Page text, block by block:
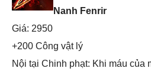
Nanh Fenrir
Giá: 2950
+200 Công vật lý
Nội tại Chinh phạt: Khi máu của